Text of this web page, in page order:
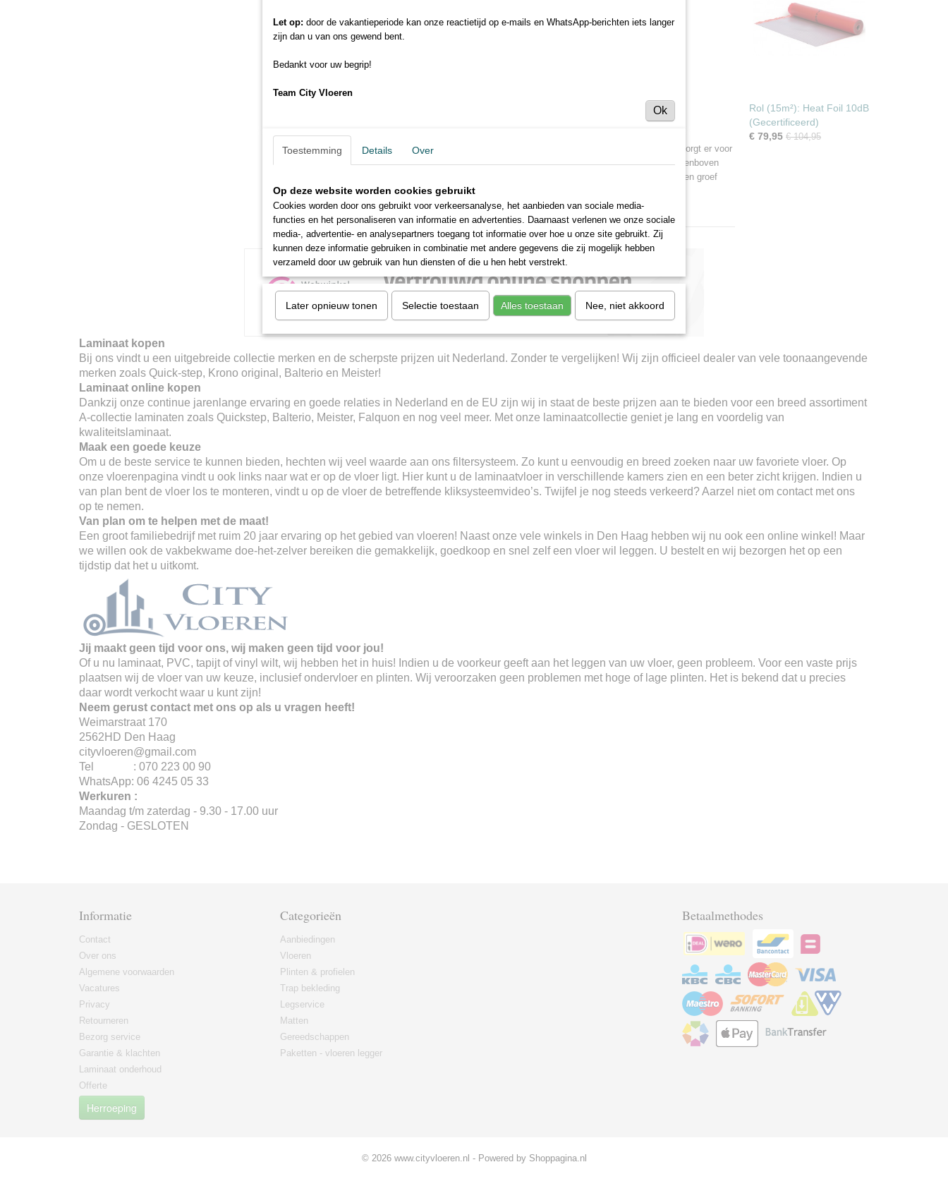
Verpakkings hoeveelheid1 rol = 7m²
Dikte
Afmetingen
Ideaal voor Uniclic® en Uniclic ®Multifit. Het zachte oppervlak van de ondervloer zorgt er voor
dat uw laminaat of parketvloer makkelijk kan uitzetten of krimpen (hout leeft). Daarenboven
zorgt het gladde oppervlak er voor dat er geen stukken ondervloer tussen het tand en groef
profiel van uw vloer komt te zitten tijdens de installatie.
Meer info:
Technische infoblad (0.4MB)
Rol (15m²): Heat Foil 10dB
(Gecertificeerd)
€ 79,95 € 104,95
Laminaat kopen
Bij ons vindt u een uitgebreide collectie merken en de scherpste prijzen uit Nederland. Zonder te vergelijken! Wij zijn officieel dealer van vele toonaangevende
merken zoals Quick-step, Krono original, Balterio en Meister!
Laminaat online kopen
Dankzij onze continue jarenlange ervaring en goede relaties in Nederland en de EU zijn wij in staat de beste prijzen aan te bieden voor een breed assortiment
A-collectie laminaten zoals Quickstep, Balterio, Meister, Falquon en nog veel meer. Met onze laminaatcollectie geniet je lang en voordelig van
kwaliteitslaminaat.
Maak een goede keuze
Om u de beste service te kunnen bieden, hechten wij veel waarde aan ons filtersysteem. Zo kunt u eenvoudig en breed zoeken naar uw favoriete vloer. Op
onze vloerenpagina vindt u ook links naar wat er op de vloer ligt. Hier kunt u de laminaatvloer in verschillende kamers zien en een beter zicht krijgen. Indien u
van plan bent de vloer los te monteren, vindt u op de vloer de betreffende kliksysteemvideo’s. Twijfel je nog steeds verkeerd? Aarzel niet om contact met ons
op te nemen.
Van plan om te helpen met de maat!
Een groot familiebedrijf met ruim 20 jaar ervaring op het gebied van vloeren! Naast onze vele winkels in Den Haag hebben wij nu ook een online winkel! Maar
we willen ook de vakbekwame doe-het-zelver bereiken die gemakkelijk, goedkoop en snel zelf een vloer wil leggen. U bestelt en wij bezorgen het op een
tijdstip dat het u uitkomt.
Jij maakt geen tijd voor ons, wij maken geen tijd voor jou!
Of u nu laminaat, PVC, tapijt of vinyl wilt, wij hebben het in huis! Indien u de voorkeur geeft aan het leggen van uw vloer, geen probleem. Voor een vaste prijs
plaatsen wij de vloer van uw keuze, inclusief ondervloer en plinten. Wij veroorzaken geen problemen met hoge of lage plinten. Het is bekend dat u precies
daar wordt verkocht waar u kunt zijn!
Neem gerust contact met ons op als u vragen heeft!
Weimarstraat 170
2562HD Den Haag
cityvloeren@gmail.com
Tel : 070 223 00 90
WhatsApp: 06 4245 05 33
Werkuren :
Maandag t/m zaterdag - 9.30 - 17.00 uur
Zondag - GESLOTEN
Informatie
Contact
Over ons
Algemene voorwaarden
Vacatures
Privacy
Retourneren
Bezorg service
Garantie & klachten
Laminaat onderhoud
Offerte
Herroeping
Categorieën
Aanbiedingen
Vloeren
Plinten & profielen
Trap bekleding
Legservice
Matten
Gereedschappen
Paketten - vloeren legger
Betaalmethodes
© 2026 www.cityvloeren.nl - Powered by Shoppagina.nl
Let op: door de vakantieperiode kan onze reactietijd op e-mails en WhatsApp-berichten iets langer
zijn dan u van ons gewend bent.
Bedankt voor uw begrip!
Team City Vloeren
Ok
Toestemming Details Over
Op deze website worden cookies gebruikt
Cookies worden door ons gebruikt voor verkeersanalyse, het aanbieden van sociale media-
functies en het personaliseren van informatie en advertenties. Daarnaast verlenen we onze sociale
media-, advertentie- en analysepartners toegang tot informatie over hoe u onze site gebruikt. Zij
kunnen deze informatie gebruiken in combinatie met andere gegevens die zij mogelijk hebben
verzameld door uw gebruik van hun diensten of die u hen hebt verstrekt.
Later opnieuw tonen Selectie toestaan Alles toestaan Nee, niet akkoord